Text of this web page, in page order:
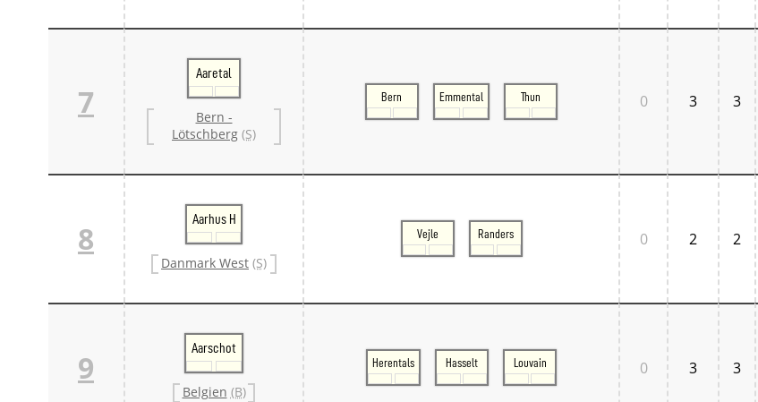
7
Aaretal
Bern -
Lötschberg (S)
Bern Emmental Thun 0 3 3
8
Aarhus H
Danmark West (S)
Vejle Randers 0 2 2
9
Aarschot
Belgien (B)
Herentals Hasselt Louvain 0 3 3